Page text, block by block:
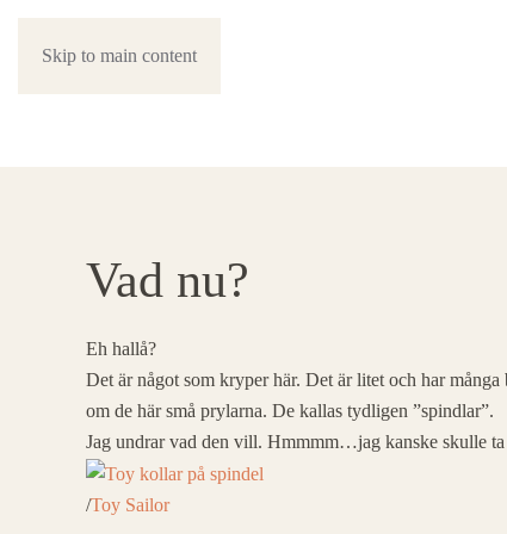
Skip to main content
Vad nu?
Eh hallå?
Det är något som kryper här. Det är litet och har
om de här små prylarna. De kallas tydligen ”spindlar”.
Jag undrar vad den vill. Hmmmm…jag kanske skulle
/Toy Sailor